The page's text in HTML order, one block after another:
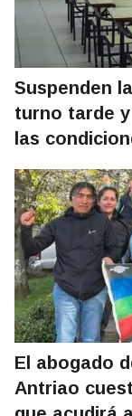
Suspenden
turno tarde
las
El abogado
Antriao